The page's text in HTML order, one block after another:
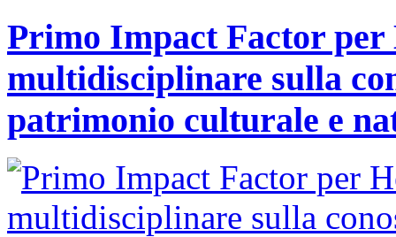
Primo Impact Factor
multidisciplinare sulla
patrimonio culturale e